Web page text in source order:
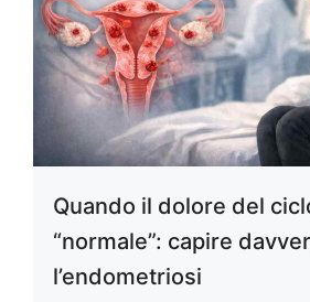
Quando il dolore del
“normale”: capire
l’endometriosi